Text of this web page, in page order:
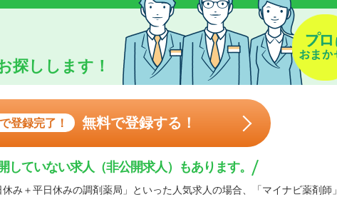
探しします！
登録完了！ 無料で登録する！
していない求人（非公開求人）もあります。
み＋平日休みの調剤薬局」といった人気求人の場合、「マイナビ薬剤師」